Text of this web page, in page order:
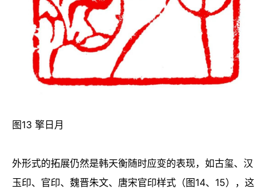
图13 擎日月
外形式的拓展仍然是韩天衡随时应变的表现，如古玺、汉
玉印、官印、魏晋朱文、唐宋官印样式（图14、15），这